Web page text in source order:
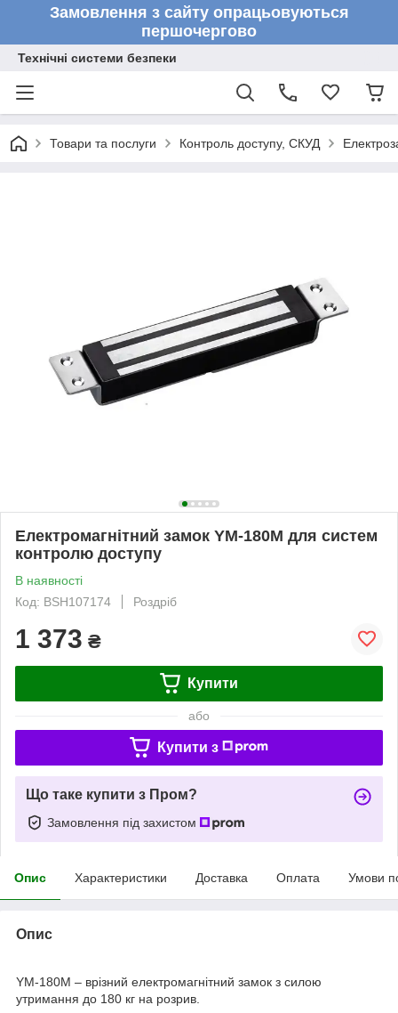
Замовлення з сайту опрацьовуються
першочергово
Технічні системи безпеки
Товари та послуги Контроль доступу, СКУД
Електромагнітний замок YM-180M для систем
контролю доступу
В наявності
Код: BSH107174
Роздріб
1 373 ₴
Купити
або
Купити з
Що таке купити з Пром?
Замовлення під захистом
Опис Характеристики Доставка Оплата Умови
Опис
YM-180M – врізний електромагнітний замок з силою
утримання до 180 кг на розрив.